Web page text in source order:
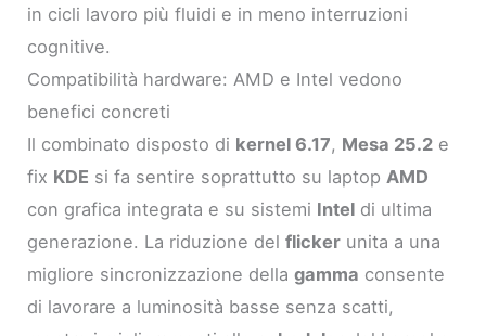
in cicli lavoro più fluidi e in meno interruzioni
cognitive.
Compatibilità hardware: AMD e Intel vedono
benefici concreti
Il combinato disposto di kernel 6.17, Mesa 25.2 e
fix KDE si fa sentire soprattutto su laptopAMD
con grafica integrata e su sistemi Intel di ultima
generazione. La riduzione delflicker unita a una
migliore sincronizzazione dellagamma consente
di lavorare a luminosità basse senza scatti,